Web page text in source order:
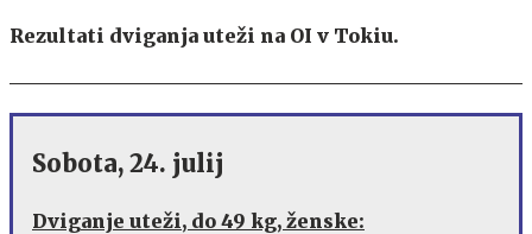
Rezultati dviganja uteži na OI v Tokiu.
Sobota, 24. julij
Dviganje uteži, do 49 kg, ženske: